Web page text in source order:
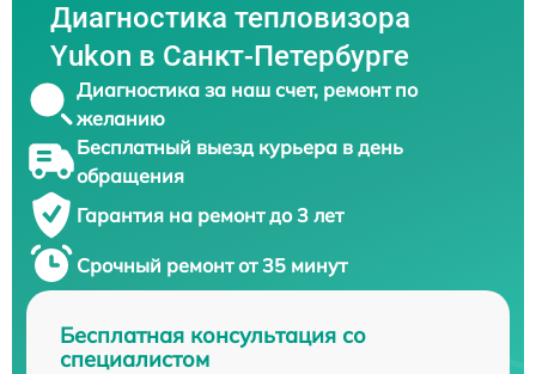
Диагностика тепловизора
Yukon в Санкт-Петербурге
Диагностика за наш счет, ремонт по
желанию
Бесплатный выезд курьера в день
обращения
Гарантия на ремонт до 3 лет
Срочный ремонт от 35 минут
Бесплатная консультация со
специалистом